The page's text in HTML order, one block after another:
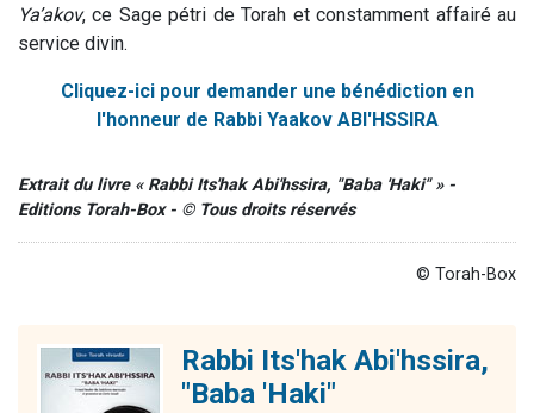
Ya’akov, ce Sage pétri de Torah et constamment affairé au
service divin.
Cliquez-ici pour demander une bénédiction en
l'honneur de Rabbi Yaakov ABI'HSSIRA
Extrait du livre « Rabbi Its'hak Abi'hssira, "Baba 'Haki" » -
Editions Torah-Box - © Tous droits réservés
© Torah-Box
Rabbi Its'hak Abi'hssira,
"Baba 'Haki"